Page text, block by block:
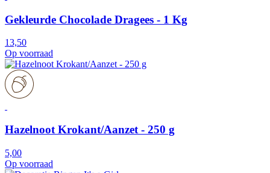
Gekleurde Chocolade Dragees - 1 Kg
13,50
Op voorraad
Hazelnoot Krokant/Aanzet - 250 g
5,00
Op voorraad